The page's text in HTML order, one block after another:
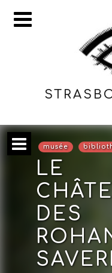
musée
LE
DES